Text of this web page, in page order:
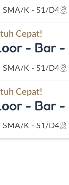
SMA/K - S1/D4
Cepat!
- Bar -
SMA/K - S1/D4
Cepat!
- Bar -
SMA/K - S1/D4